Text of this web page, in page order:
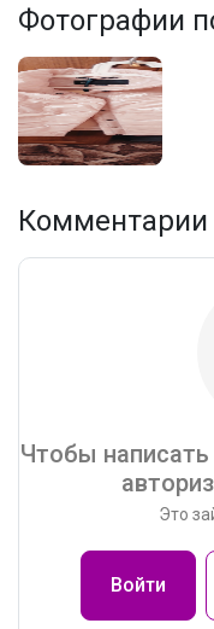
Фотографии
Комментарии
Чтобы
Это
Войти